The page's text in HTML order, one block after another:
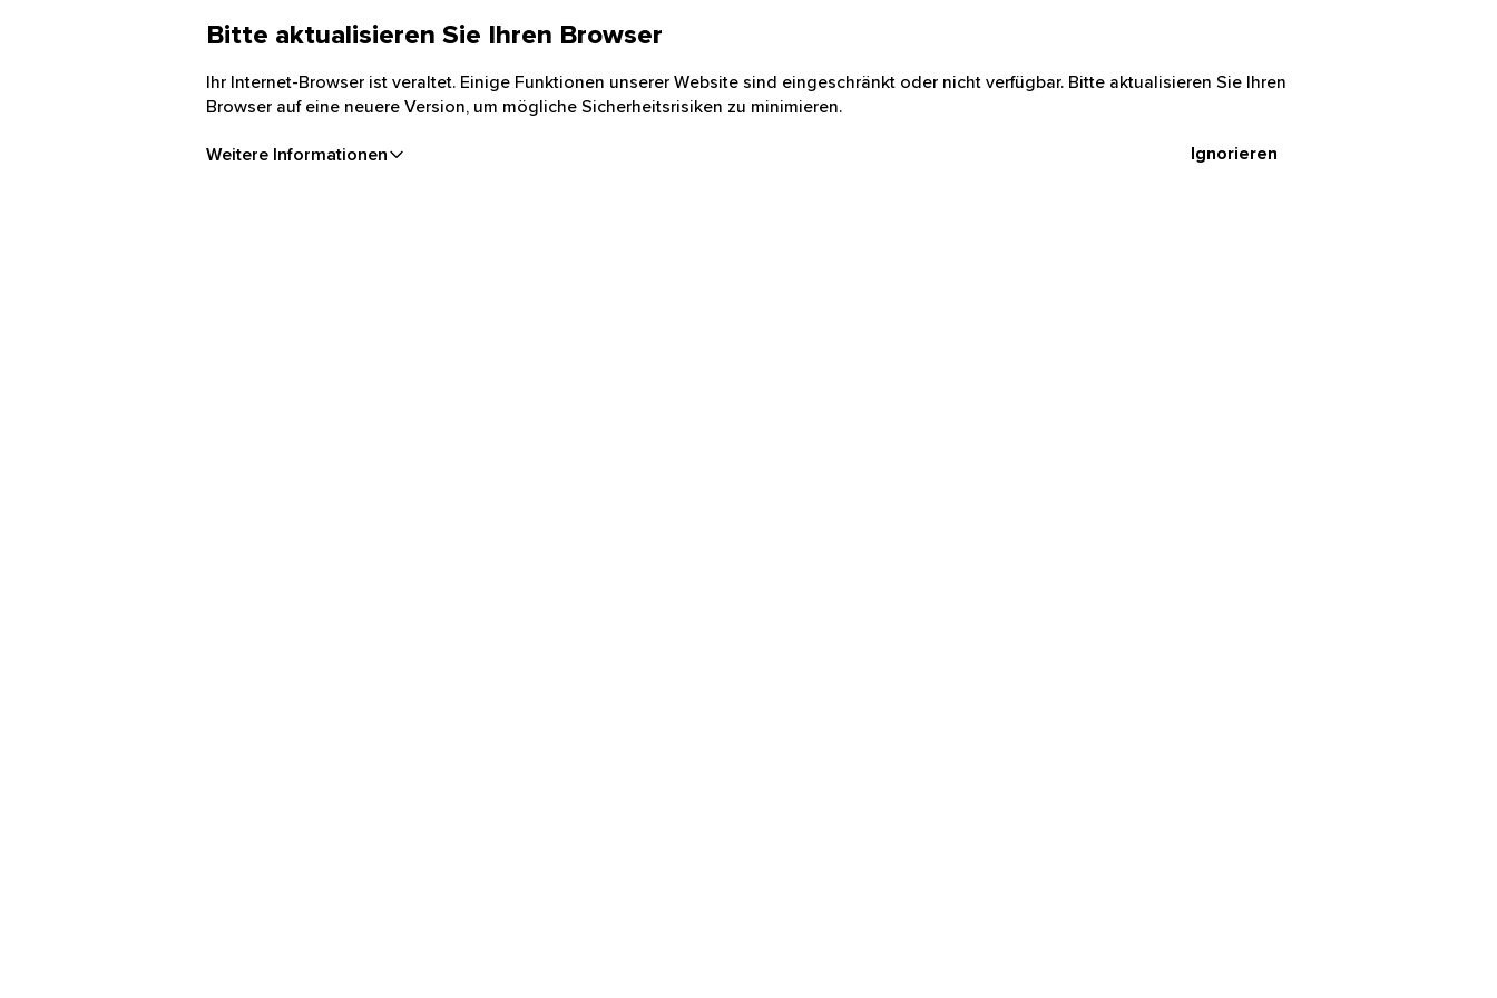
Bitte aktualisieren Sie Ihren Browser
Ihr Internet-Browser ist veraltet. Einige Funktionen unserer Website sind eingeschränkt oder nicht verfügbar. Bitte aktualisieren Sie Ihren
Browser auf eine neuere Version, um mögliche Sicherheitsrisiken zu minimieren.
Weitere Informationen Ignorieren